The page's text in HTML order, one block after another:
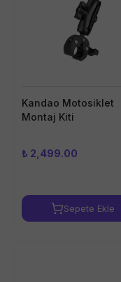
Kandao Motosiklet
Montaj Kiti
₺ 2,499.00
Sepete Ekle